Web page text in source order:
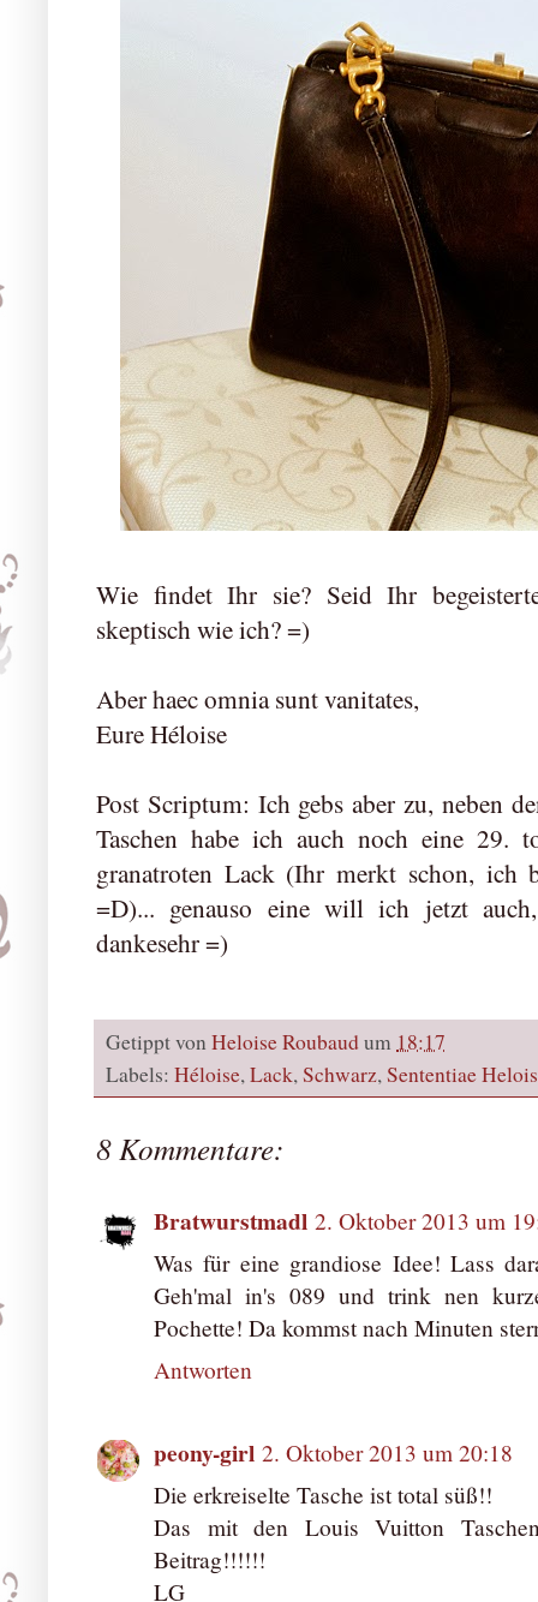
Wie findet Ihr sie? Seid Ihr
skeptisch wie ich? =)
Aber haec omnia sunt vanitates,
Eure Héloise
Post Scriptum: Ich gebs aber zu, neben
Taschen habe ich auch noch eine 29.
granatroten Lack (Ihr merkt schon, ich
=D)... genauso eine will ich jetzt
dankesehr =)
Getippt von Heloise Roubaudum 18:17
Labels: Héloise,Lack,Schwarz,Sententiae
8 Kommentare:
Bratwurstmadl 2. Oktober 2013 um
Was für eine grandiose Idee! Lass
Geh'mal in's 089 und trink nen
Pochette! Da kommst nach Minuten
Antworten
peony-girl 2. Oktober 2013 um 20:18
Die erkreiselte Tasche ist total süß!!
Das mit den Louis Vuitton
Beitrag!!!!!!
LG